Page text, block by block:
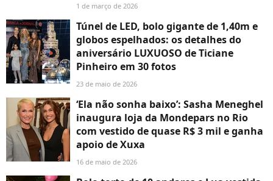
1 de março de 2026
Túnel de LED, bolo gigante de 1,40m e
globos espelhados: os detalhes do
aniversário LUXUOSO de Ticiane
Pinheiro em 30 fotos
23 de maio de 2026
‘Ela não sonha baixo’: Sasha Meneghel
inaugura loja da Mondepars no Rio
com vestido de quase R$ 3 mil e ganha
apoio de Xuxa
16 de maio de 2026